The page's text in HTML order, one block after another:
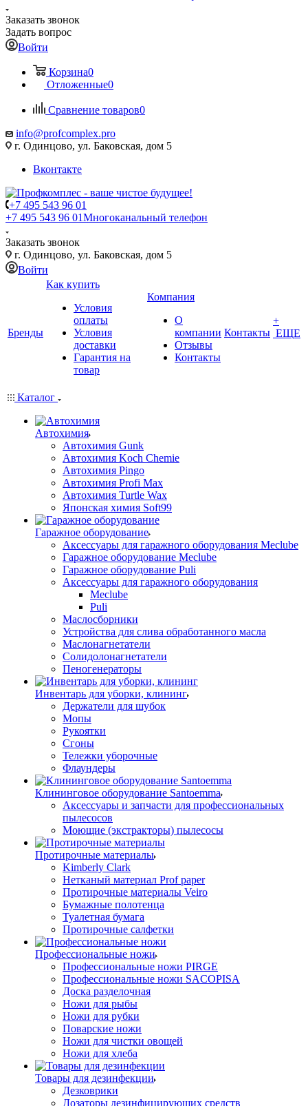
Заказать звонок
Задать вопрос
Войти
Корзина0
Отложенные0
Сравнение товаров0
info@profcomplex.pro
г. Одинцово, ул. Баковская, дом 5
Вконтакте
+7 495 543 96 01
+7 495 543 96 01Многоканальный телефон
Заказать звонок
г. Одинцово, ул. Баковская, дом 5
Войти
Бренды
Как купить
Условия
оплаты
Условия
доставки
Гарантия на
товар
Компания
О
компании
Отзывы
Контакты
Контакты
+
ЕЩЕ
Каталог
Автохимия
Автохимия Gunk
Автохимия Koch Chemie
Автохимия Pingo
Автохимия Profi Max
Автохимия Turtle Wax
Японская химия Soft99
Гаражное оборудование
Аксессуары для гаражного оборудования Meclube
Гаражное оборудование Meclube
Гаражное оборудование Puli
Аксессуары для гаражного оборудования
Meclube
Puli
Маслосборники
Устройства для слива обработанного масла
Маслонагнетатели
Солидолонагнетатели
Пеногенераторы
Инвентарь для уборки, клининг
Держатели для шубок
Мопы
Рукоятки
Сгоны
Тележки уборочные
Флаундеры
Клининговое оборудование Santoemma
Аксессуары и запчасти для профессиональных
пылесосов
Моющие (экстракторы) пылесосы
Протирочные материалы
Kimberly Clark
Нетканый материал Prof paper
Протирочные материалы Veiro
Бумажные полотенца
Туалетная бумага
Протирочные салфетки
Профессиональные ножи
Профессиональные ножи PIRGE
Профессиональные ножи SACOPISA
Доска разделочная
Ножи для рыбы
Ножи для рубки
Поварские ножи
Ножи для чистки овощей
Ножи для хлеба
Товары для дезинфекции
Дезковрики
Дозаторы дезинфицирующих средств